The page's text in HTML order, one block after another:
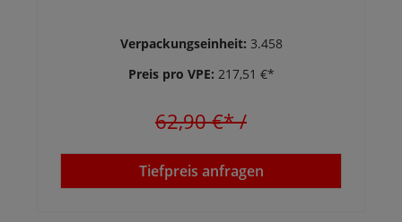
Verpackungseinheit: 3.458
Preis pro VPE: 217,51 €*
62,90 €*/
Tiefpreis anfragen